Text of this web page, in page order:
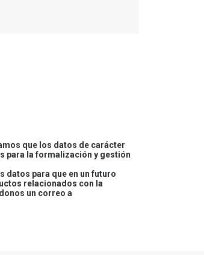
que los datos de carácter
para la formalización y gestión
datos para que en un futuro
relacionados con la
un correo a